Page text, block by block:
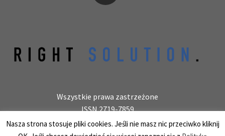
Wszystkie prawa zastrzeżone
ISSN 2719-7859
Wydawca: laboratoryjnie.pl Krzysztof Wołowiec
25-150 Kielce, ul. Barwinek 9/31, REGON 387847966
Nasza strona stosuje pliki cookies. Jeśli nie masz nic przeciwko kliknij